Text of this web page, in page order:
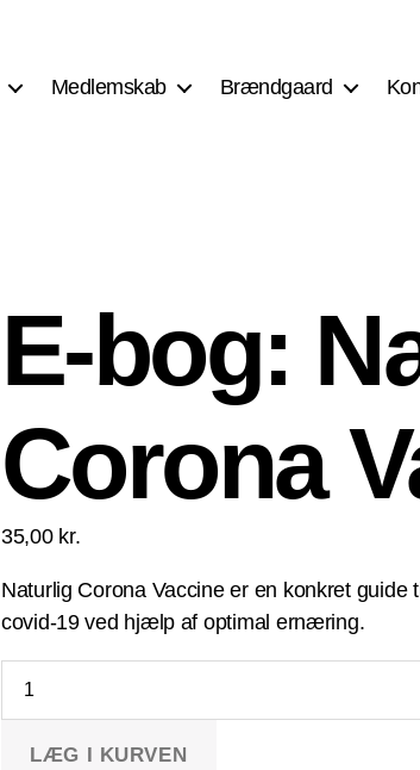
Medlemskab Brændgaard
E-bog:
Corona
35,00 kr.
Naturlig Corona Vaccine er en konkret guide
covid-19 ved hjælp af optimal ernæring.
bog:
Vaccine
LÆG I KURVEN